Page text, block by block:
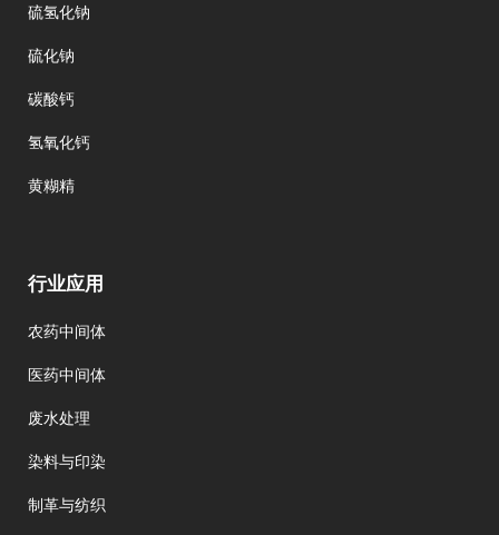
硫氢化钠
硫化钠
碳酸钙
氢氧化钙
黄糊精
行业应用
农药中间体
医药中间体
废水处理
染料与印染
制革与纺织